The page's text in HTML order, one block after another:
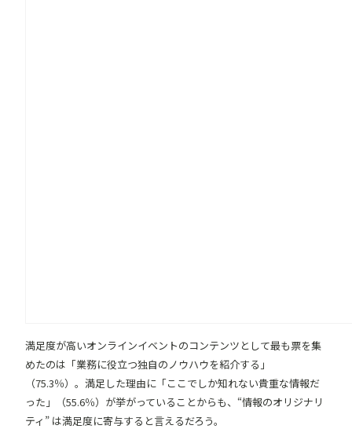
満足度が高いオンラインイベントのコンテンツとして最も票を集
めたのは「業務に役立つ独自のノウハウを紹介する」
（75.3％）。満足した理由に「ここでしか知れない貴重な情報だ
った」（55.6％）が挙がっていることからも、“情報のオリジナリ
ティ” は満足度に寄与すると言えるだろう。